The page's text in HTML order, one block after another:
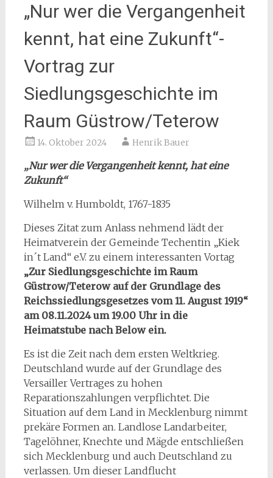
„Nur wer die Vergangenheit
kennt, hat eine Zukunft“-
Vortrag zur
Siedlungsgeschichte im
Raum Güstrow/Teterow
14. Oktober 2024 Henrik Bauer
„Nur wer die Vergangenheit kennt, hat eine
Zukunft“
Wilhelm v. Humboldt, 1767-1835
Dieses Zitat zum Anlass nehmend lädt der
Heimatverein der Gemeinde Techentin „Kiek
in´t Land“ e.V. zu einem interessanten Vortag
„Zur Siedlungsgeschichte im Raum
Güstrow/Teterow auf der Grundlage des
Reichssiedlungsgesetzes vom 11. August 1919“
am 08.11.2024 um 19.00 Uhr in die
Heimatstube nach Below ein.
Es ist die Zeit nach dem ersten Weltkrieg.
Deutschland wurde auf der Grundlage des
Versailler Vertrages zu hohen
Reparationszahlungen verpflichtet. Die
Situation auf dem Land in Mecklenburg nimmt
prekäre Formen an. Landlose Landarbeiter,
Tagelöhner, Knechte und Mägde entschließen
sich Mecklenburg und auch Deutschland zu
verlassen. Um dieser Landflucht